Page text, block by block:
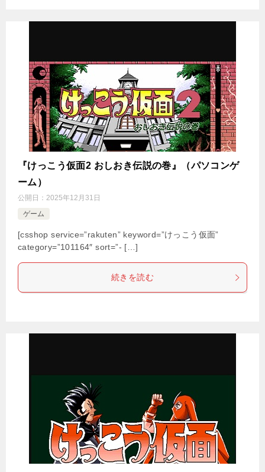
『けっこう仮面2 おしおき伝説の巻』（パソコンゲ
ーム）
公開日： 2025年12月31日
ゲーム
[csshop service=”rakuten” keyword=”けっこう仮面”
category=”101164″ sort=”- […]
続きを読む